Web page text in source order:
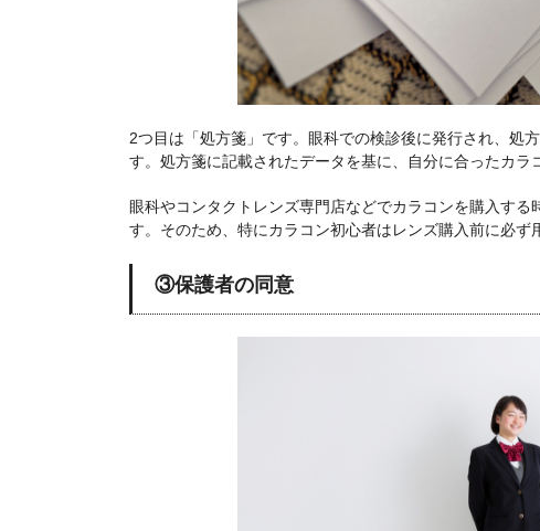
2つ目は「処方箋」です。眼科での検診後に発行され、処
す。処方箋に記載されたデータを基に、自分に合ったカラ
眼科やコンタクトレンズ専門店などでカラコンを購入す
す。そのため、特にカラコン初心者はレンズ購入前に必ず
③保護者の同意